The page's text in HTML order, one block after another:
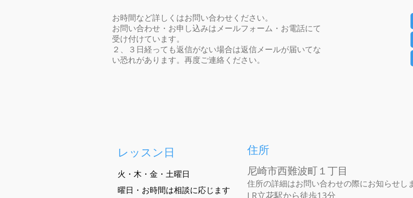
お時間など詳しくはお問い合わせください。
お問い合わせ・お申し込みはメールフォーム・お電話にて
受け付けています。
２、３日経っても返信がない場合は返信メールが届いてな
い恐れがあります。再度ご連絡ください。
レッスン日​
火・木・金・土曜日
曜日・お時間は相談に応じます
住所
尼崎市西難波町１丁目
住所の詳細はお問い合わせの際にお知らせし
J R立花駅から徒歩13分